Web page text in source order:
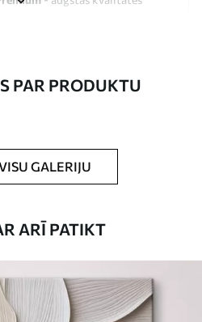
pievienot lakas pārklājumu.
PAR PRODUKTU
GALERIJU
ARĪ PATIKT